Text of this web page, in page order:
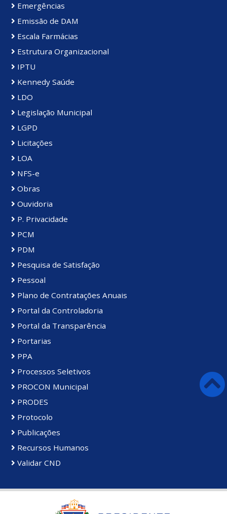
Emergências
Emissão de DAM
Escala Farmácias
Estrutura Organizacional
IPTU
Kennedy Saúde
LDO
Legislação Municipal
LGPD
Licitações
LOA
NFS-e
Obras
Ouvidoria
P. Privacidade
PCM
PDM
Pesquisa de Satisfação
Pessoal
Plano de Contratações Anuais
Portal da Controladoria
Portal da Transparência
Portarias
PPA
Processos Seletivos
PROCON Municipal
PRODES
Protocolo
Publicações
Recursos Humanos
Validar CND